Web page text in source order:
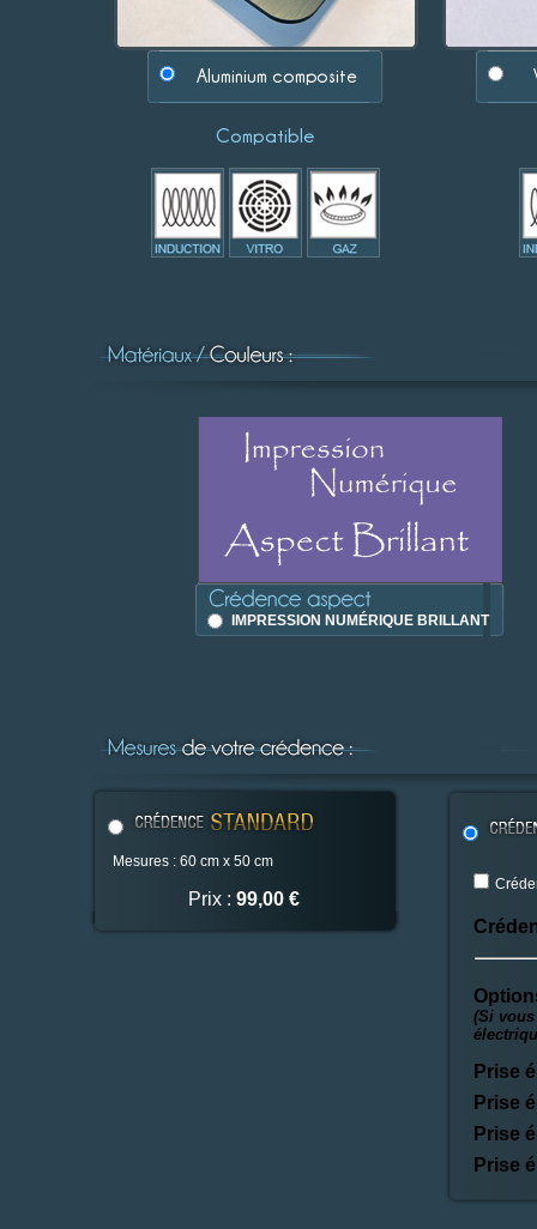
Aluminium composite
Compatible
IMPRESSION NUMÉRIQUE BRILLANT
Mesures : 60 cm x 50 cm
Prix :99,00 €
(Si
Prise
Prise
Prise
Prise